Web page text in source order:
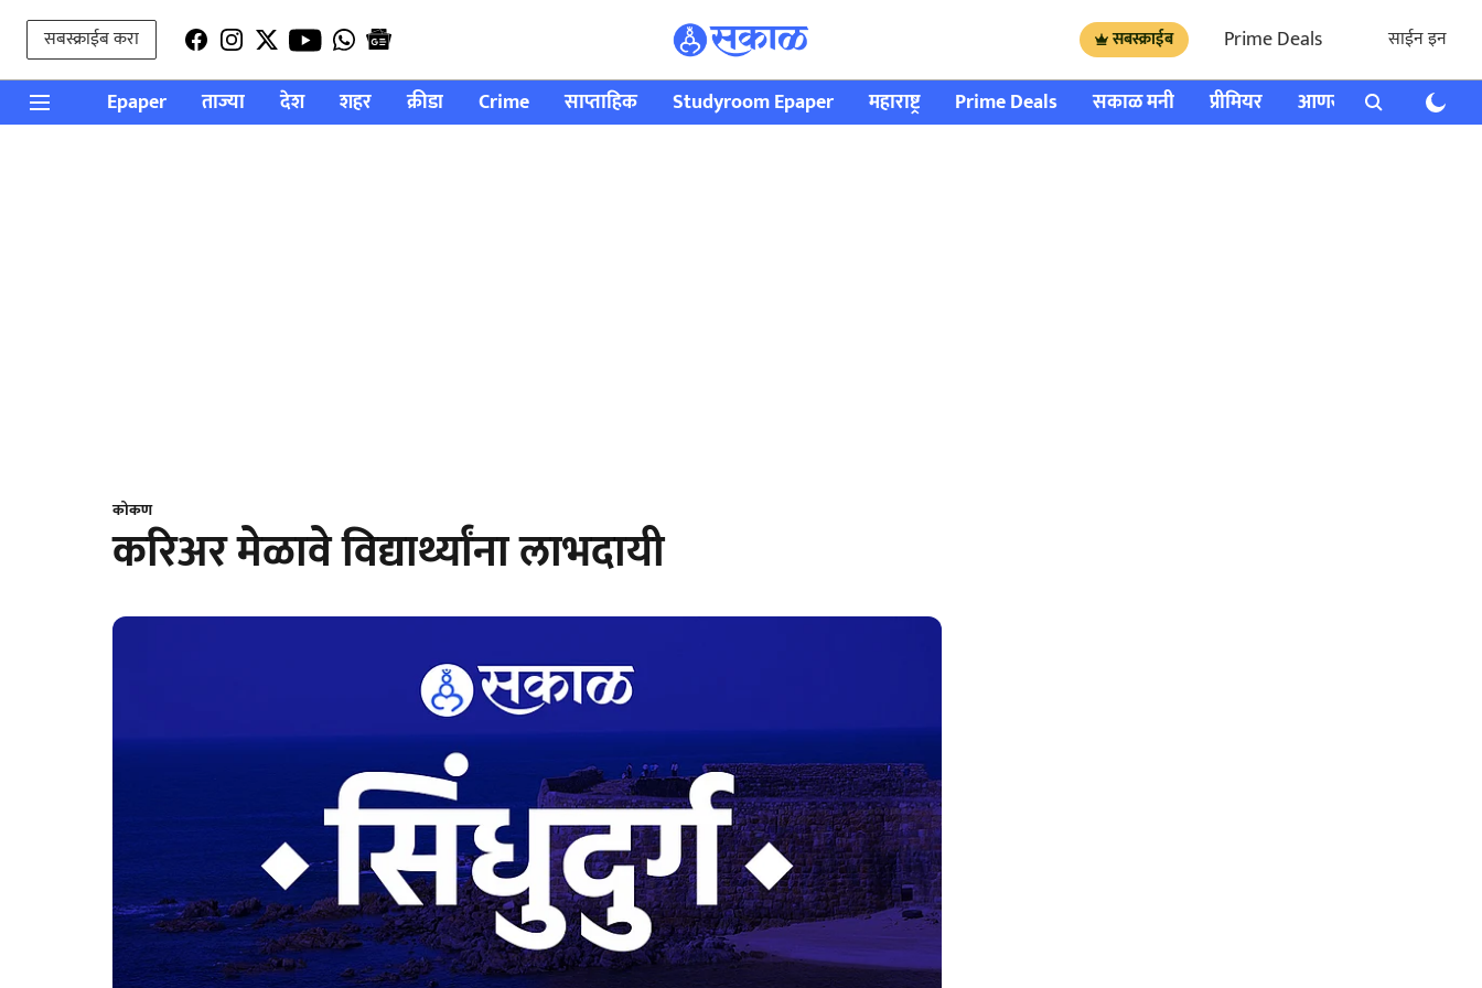
सबस्क्राईब करा सबस्क्राईब Prime Deals साईन इन
Epaper ताज्या देश शहर क्रीडा Crime साप्ताहिक Studyroom Epaper महाराष्ट्र Prime Deals सकाळ मनी प्रीमियर आणखी राशी भविष्य
कोकण
करिअर मेळावे विद्यार्थ्यांना लाभदायी